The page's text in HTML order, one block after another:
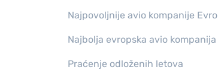
Najpovoljnije avio kompanije
Najbolja evropska avio
Praćenje odloženih letova